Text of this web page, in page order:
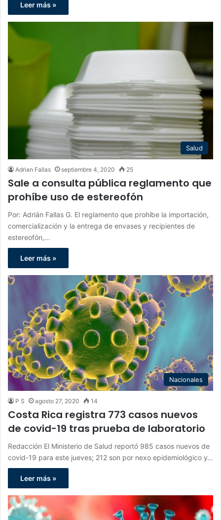
Leer más »
Salud
Adrian Fallas septiembre 4, 2020 25
Sale a consulta pública reglamento que
prohíbe uso de estereofón
Por: Adrián Fallas G. El reglamento que prohíbe la importación,
comercialización y la entrega de envases y recipientes de
estereofón,…
Leer más »
Nacionales
P S agosto 27, 2020 14
Costa Rica registra 773 casos nuevos
de covid-19 tras prueba de laboratorio
Redacción El Ministerio de Salud reportó 985 casos nuevos de
covid-19 para este jueves; 212 son por nexo epidemiológico y…
Leer más »